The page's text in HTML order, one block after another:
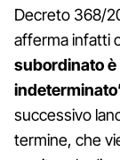
Decreto 368/
afferma infatti
subordinato
successivo
termine, che